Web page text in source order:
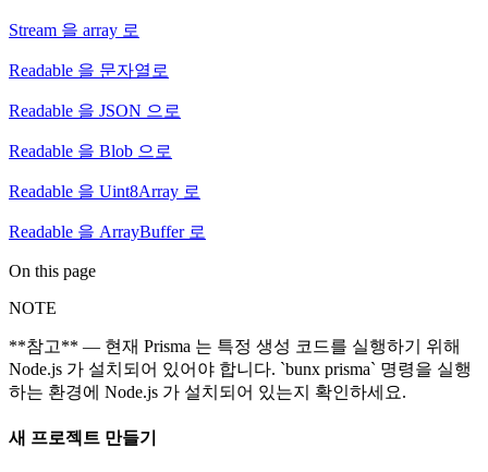
Stream 을 array 로
Readable 을 문자열로
Readable 을 JSON 으로
Readable 을 Blob 으로
Readable 을 Uint8Array 로
Readable 을 ArrayBuffer 로
On this page
NOTE
**참고** — 현재 Prisma 는 특정 생성 코드를 실행하기 위해
Node.js 가 설치되어 있어야 합니다. `bunx prisma` 명령을 실행
하는 환경에 Node.js 가 설치되어 있는지 확인하세요.
새 프로젝트 만들기